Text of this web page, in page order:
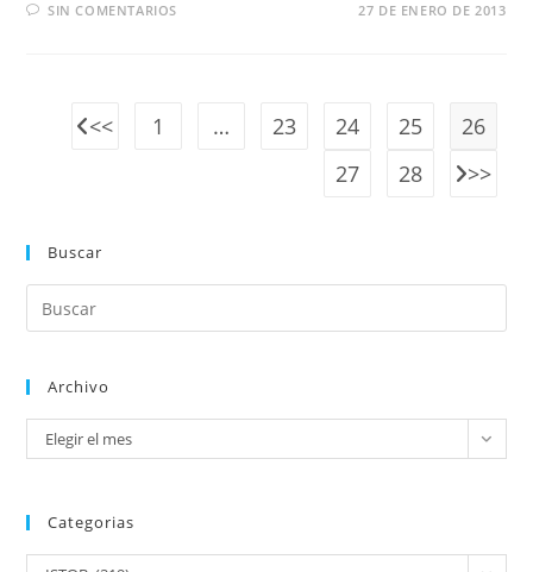
SIN COMENTARIOS 27 DE ENERO DE 2013
1 … 23 24 25
26
27
28
Buscar
Archivo
Elegir el mes
Categorias